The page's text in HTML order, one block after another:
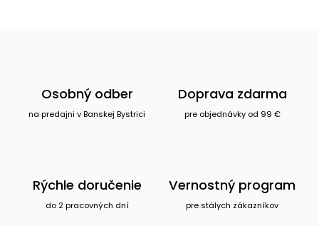
Osobný odber
na predajni v Banskej Bystrici
Doprava zdarma
pre objednávky od 99 €
Rýchle doručenie
do 2 pracovných dní
Vernostný program
pre stálych zákazníkov